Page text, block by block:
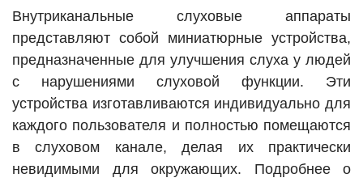
Внутриканальные слуховые аппараты
представляют собой миниатюрные устройства,
предназначенные для улучшения слуха у людей
с нарушениями слуховой функции. Эти
устройства изготавливаются индивидуально для
каждого пользователя и полностью помещаются
в слуховом канале, делая их практически
невидимыми для окружающих. Подробнее о